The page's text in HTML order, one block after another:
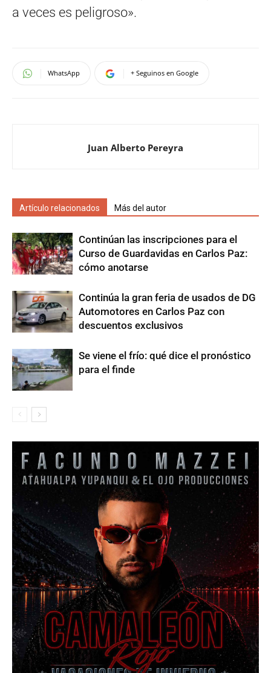
a veces es peligroso».
WhatsApp + Seguinos en Google
Juan Alberto Pereyra
Artículo relacionados Más del autor
Continúan las inscripciones para el
Curso de Guardavidas en Carlos Paz:
cómo anotarse
Continúa la gran feria de usados de DG
Automotores en Carlos Paz con
descuentos exclusivos
Se viene el frío: qué dice el pronóstico
para el finde